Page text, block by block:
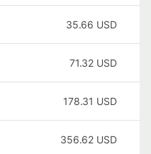
35.66 USD
71.32 USD
178.31 USD
356.62 USD